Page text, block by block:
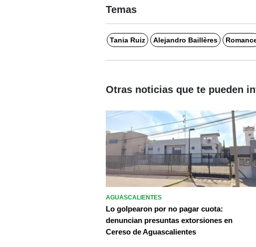
Temas
Tania Ruiz Alejandro Baillères
Otras noticias que te pueden
AGUASCALIENTES
Lo golpearon por no pagar cuota:
denuncian presuntas extorsiones en
Cereso de Aguascalientes